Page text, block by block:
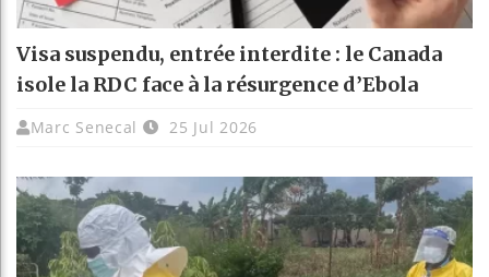
Visa suspendu, entrée interdite : le Canada
isole la RDC face à la résurgence d’Ebola
Marc Senecal 25 Jul 2026